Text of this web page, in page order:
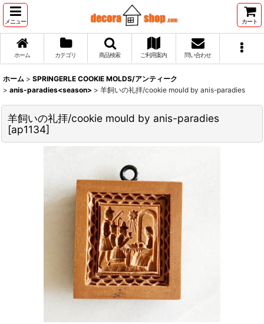
メニュー カート
ホーム カテゴリ 商品検索 ご利用案内 問い合わせ
ホーム > SPRINGERLE COOKIE MOLDS/アンティーク
> anis-paradies<season> > 羊飼いの礼拝/cookie mould by anis-paradies
羊飼いの礼拝/cookie mould by anis-paradies
[ap1134]